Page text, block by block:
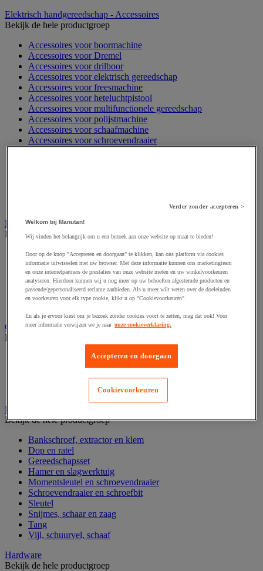
Elektrisch handgereedschap - Accessoires
Bekijk de hele productgroep
Accessoires voor boormachine
Accessoires voor Dremel
Accessoires voor drilboor
Accessoires voor elektrisch gereedschap
Accessoires voor freesmachine
Accessoires voor heteluchtpistool
Accessoires voor multifunctionele gereedschap
Accessoires voor polijstmachine
Accessoires voor schaafmachine
Accessoires voor schroevendraaier
Accessoires voor schuurmachine
Elektrische toebehoren en verlichting
Bekijk de hele productgroep
Accessoires voor elektrisch schakelpaneel
Batterij, oplader en kabel
Elektrische kabel
Elektrische uitrusting
Verlengsnoer, stekkerdoos en kapelhaspel
Gereedschap opbergen
Bekijk de hele productgroep
Assortimentsdoos en gereedschapkoffer
Gereedschapskist en opbergtas
Gereedschapskoffer en versterkte kist
Verrijdbare werktafel
Handgereedschap
Bekijk de hele productgroep
Bankschroef, extractor en klem
Dop en ratel
Gereedschapsset
Hamer en slagwerktuig
Momentsleutel en schroevendraaier
Schroevendraaier en schroefbit
Sleutel
Snijmes, schaar en zaag
Tang
Vijl, schuurvel, schaaf
Hardware
Bekijk de hele productgroep
Verder zonder accepteren >
Welkom bij Manutan!
Wij vinden het belangrijk om u een bezoek aan onze website op maat te bieden!
Door op de knop "Accepteren en doorgaan" te klikken, kan ons platform via cookies
informatie uitwisselen met uw browser. Met deze informatie kunnen ons marketingteam
en onze internetpartners de prestaties van onze website meten en uw winkelvoorkeuren
analyseren. Hierdoor kunnen wij u nog meer op uw behoeften afgestemde producten en
passende/gepersonaliseerd reclame aanbieden. Als u meer wilt weten over de doeleinden
en voorkeuren voor elk type cookie, klikt u op "Cookievoorkeuren".
En als je ervoor kiest om je bezoek zonder cookies voort te zetten, mag dat ook! Voor
meer informatie verwijzen we je naar onze cookieverklaring.
Accepteren en doorgaan
Cookievoorkeuren